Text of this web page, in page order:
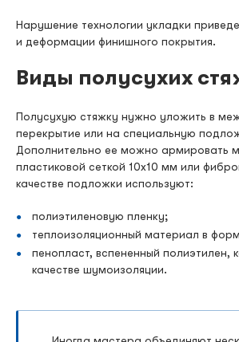
Нарушение технологии укладки
и деформации финишного покрытия.
Виды полусухих
Полусухую стяжку нужно уложить в
перекрытие или на специальную
Дополнительно ее можно армировать
пластиковой сеткой 10х10 мм или
качестве подложки используют:
полиэтиленовую пленку;
теплоизоляционный материал в
пенопласт, вспененный полиэтилен,
качестве шумоизоляции.